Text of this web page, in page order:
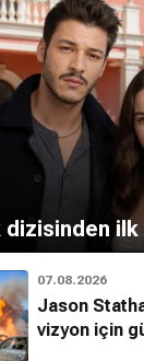
07.08.2026
Jason
vizyon için